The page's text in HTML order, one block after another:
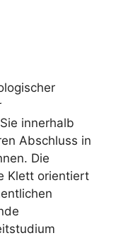
innerhalb
Abschluss in
Die
Klett orientiert